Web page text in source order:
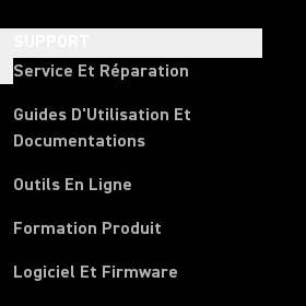
Service Et Réparation
Guides D'Utilisation Et
Documentations
Outils En Ligne
Formation Produit
Logiciel Et Firmware